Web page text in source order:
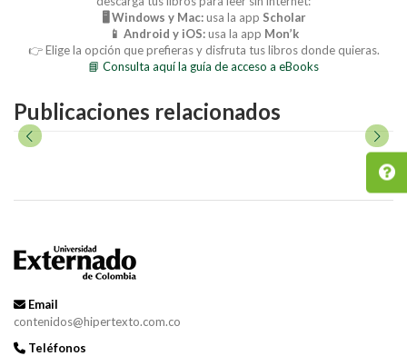
🖥️ Windows y Mac:usa la app Scholar
📱 Android y iOS:usa la app Mon’k
👉 Elige la opción que prefieras y disfruta tus libros donde quieras.
📘 Consulta aquí la guía de acceso a eBooks
Publicaciones relacionados
Email
contenidos@hipertexto.com.co
Teléfonos